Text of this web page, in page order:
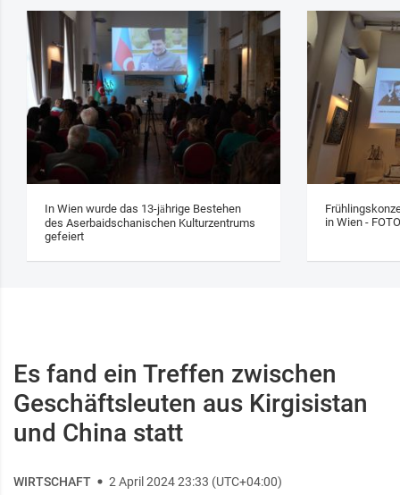
In Wien wurde das 13‑jährige Bestehen
des Aserbaidschanischen Kulturzentrums
gefeiert
in Wien - FOTO
Es fand ein Treffen zwischen
Geschäftsleuten aus Kirgisistan
und China statt
WIRTSCHAFT 2 April 2024 23:33 (UTC+04:00)